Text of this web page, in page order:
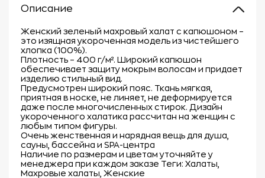
Описание
Женский зеленый махровый халат с капюшоном –
это изящная укороченная модель из чистейшего
хлопка (100%).
Плотность – 400 г/м². Широкий капюшон
обеспечивает защиту мокрым волосам и придает
изделию стильный вид.
Предусмотрен широкий пояс. Ткань мягкая,
приятная в носке, не линяет, не деформируется
даже после многочисленных стирок. Дизайн
укороченного халатика рассчитан на женщин с
любым типом фигуры.
Очень женственная и нарядная вещь для душа,
сауны, бассейна и SPA-центра
Наличие по размерам и цветам уточняйте у
менеджера при каждом заказе Теги: Халаты,
Махровые халаты, Женские